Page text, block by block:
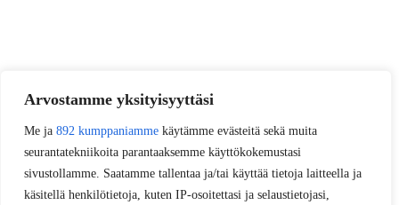
Arvostamme yksityisyyttäsi
Me ja 892 kumppaniamme käytämme evästeitä sekä muita
seurantatekniikoita parantaaksemme käyttökokemustasi
sivustollamme. Saatamme tallentaa ja/tai käyttää tietoja laitteella ja
käsitellä henkilötietoja, kuten IP-osoitettasi ja selaustietojasi,